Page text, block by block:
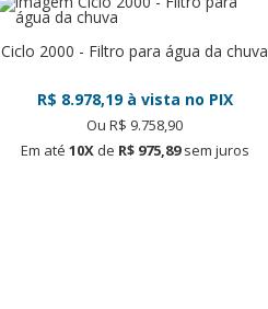
Ciclo 2000 - Filtro para água da chuva
R$ 8.978,19à vista no PIX
Ou R$ 9.758,90
Em até 10X de R$ 975,89sem juros